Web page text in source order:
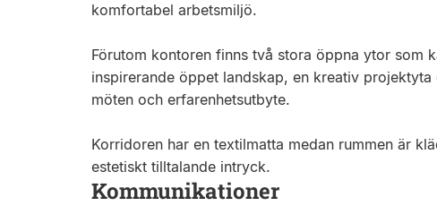
komfortabel arbetsmiljö.
Förutom kontoren finns två stora öppna ytor som
inspirerande öppet landskap, en kreativ
möten och erfarenhetsutbyte.
Korridoren har en textilmatta medan rummen är
estetiskt tilltalande intryck.
Kommunikationer